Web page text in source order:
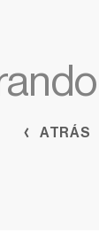
ATRÁS